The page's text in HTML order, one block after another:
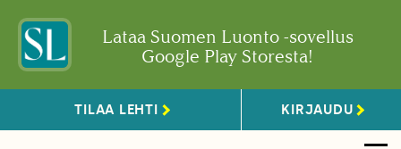
Lataa Suomen Luonto -sovellus
Google Play Storesta!
TILAA LEHTI KIRJAUDU